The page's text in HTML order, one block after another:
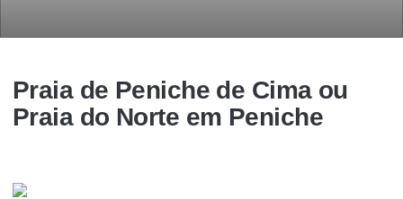
Praia de Peniche de Cima ou
Praia do Norte em Peniche